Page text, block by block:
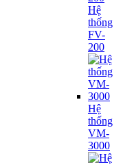
Hệ
thống
FV-
200
Hệ
thống
VM-
3000